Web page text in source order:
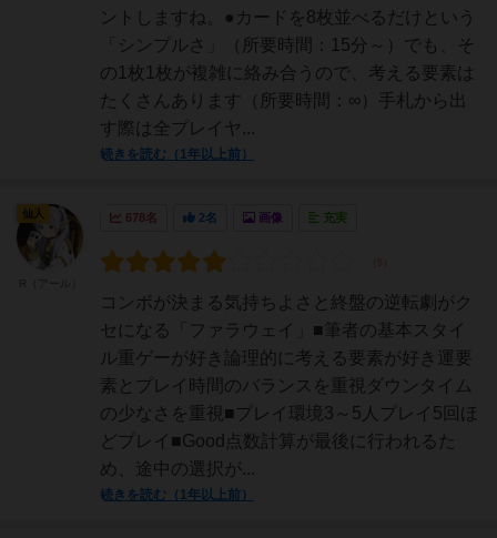
ントしますね。●カードを8枚並べるだけという
「シンプルさ」（所要時間：15分～）でも、そ
の1枚1枚が複雑に絡み合うので、考える要素は
たくさんあります（所要時間：∞）手札から出
す際は全プレイヤ...
続きを読む（1年以上前）
678名 2名 画像 充実
コンボが決まる気持ちよさと終盤の逆転劇がク
セになる「ファラウェイ」■筆者の基本スタイ
ル重ゲーが好き論理的に考える要素が好き運要
素とプレイ時間のバランスを重視ダウンタイム
の少なさを重視■プレイ環境3～5人プレイ5回ほ
どプレイ■Good点数計算が最後に行われるた
め、途中の選択が...
続きを読む（1年以上前）
仙人